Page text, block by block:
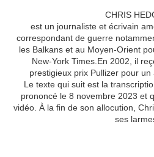
CHRIS
est un journaliste et écrivain
correspondant de guerre
les Balkans et au Moyen-Orient
New-York Times.En 2002, il
prestigieux prix Pullizer pour un
Le texte qui suit est la
prononcé le 8 novembre 2023 et
vidéo. À la fin de son allocution,
ses